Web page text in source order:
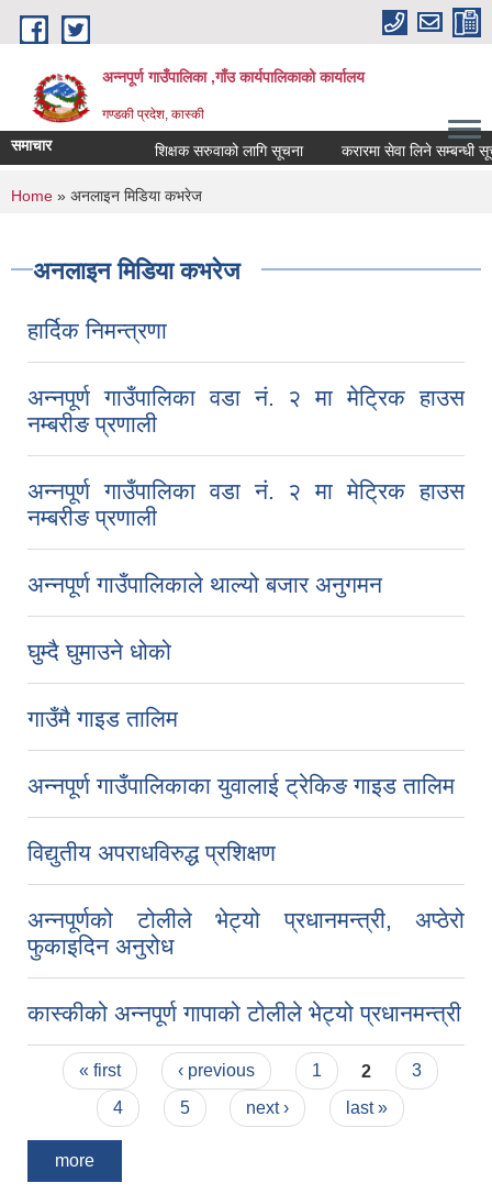
Skip to main content
अन्नपूर्ण गाउँपालिका ,गाँउ कार्यपालिकाको कार्यालय
गण्डकी प्रदेश, कास्की
समाचार शिक्षक सरुवाको लागि सूचना करारमा सेवा लिने सम्बन्धी
You are here
Home » अनलाइन मिडिया कभरेज
अनलाइन मिडिया कभरेज
हार्दिक निमन्त्रणा
अन्नपूर्ण गाउँपालिका वडा नं. २ मा मेट्रिक हाउस
नम्बरीङ प्रणाली
अन्नपूर्ण गाउँपालिका वडा नं. २ मा मेट्रिक हाउस
नम्बरीङ प्रणाली
अन्नपूर्ण गाउँपालिकाले थाल्यो बजार अनुगमन
घुम्दै घुमाउने धोको
गाउँमै गाइड तालिम
अन्नपूर्ण गाउँपालिकाका युवालाई ट्रेकिङ गाइड तालिम
विद्युतीय अपराधविरुद्ध प्रशिक्षण
अन्नपूर्णको टोलीले भेट्यो प्रधानमन्त्री, अप्ठेरो
फुकाइदिन अनुरोध
कास्कीको अन्नपूर्ण गापाको टोलीले भेट्यो प्रधानमन्त्री
Pages
« first ‹ previous 1 2
3
4
5 next › last »
more